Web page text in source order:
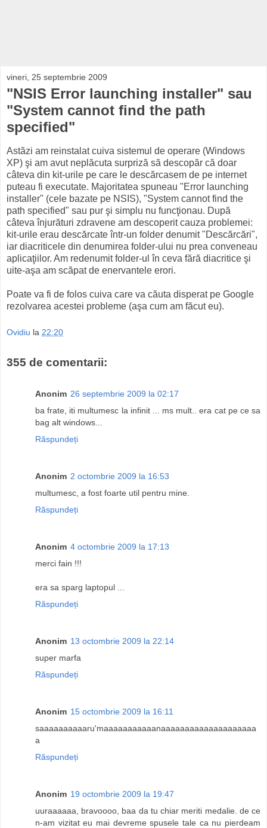
vineri, 25 septembrie 2009
"NSIS Error launching installer" sau
"System cannot find the path
specified"
Astăzi am reinstalat cuiva sistemul de operare (Windows
XP) şi am avut neplăcuta surpriză să descopăr că doar
câteva din kit-urile pe care le descărcasem de pe internet
puteau fi executate. Majoritatea spuneau "Error launching
installer" (cele bazate pe NSIS), "System cannot find the
path specified" sau pur şi simplu nu funcţionau. După
câteva înjurături zdravene am descoperit cauza problemei:
kit-urile erau descărcate într-un folder denumit "Descărcări",
iar diacriticele din denumirea folder-ului nu prea conveneau
aplicaţiilor. Am redenumit folder-ul în ceva fără diacritice şi
uite-aşa am scăpat de enervantele erori.
Poate va fi de folos cuiva care va căuta disperat pe Google
rezolvarea acestei probleme (aşa cum am făcut eu).
Ovidiu la 22:20
355 de comentarii:
Anonim 26 septembrie 2009 la 02:17
ba frate, iti multumesc la infinit ... ms mult.. era cat pe ce sa
bag alt windows...
Răspundeți
Anonim 2 octombrie 2009 la 16:53
multumesc, a fost foarte util pentru mine.
Răspundeți
Anonim 4 octombrie 2009 la 17:13
merci fain !!!
era sa sparg laptopul ...
Răspundeți
Anonim 13 octombrie 2009 la 22:14
super marfa
Răspundeți
Anonim 15 octombrie 2009 la 16:11
saaaaaaaaaaru'maaaaaaaaaaanaaaaaaaaaaaaaaaaaaaa
a
Răspundeți
Anonim 19 octombrie 2009 la 19:47
uuraaaaaa, bravoooo, baa da tu chiar meriti medalie. de ce
n-am vizitat eu mai devreme spusele tale ca nu pierdeam